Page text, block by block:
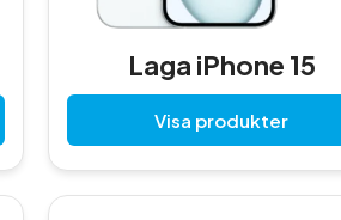
Laga iPhone 15
Visa produkter